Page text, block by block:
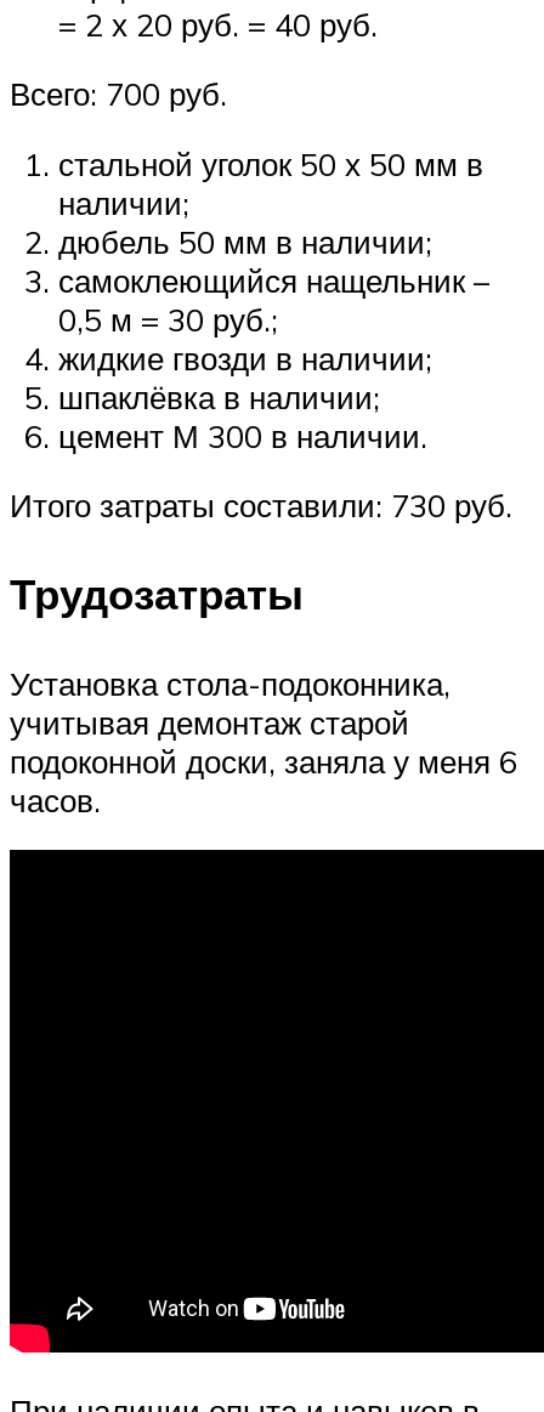
= 2 х 20 руб. = 40 руб.
Всего: 700 руб.
стальной уголок 50 х 50 мм в
наличии;
дюбель 50 мм в наличии;
самоклеющийся нащельник –
0,5 м = 30 руб.;
жидкие гвозди в наличии;
шпаклёвка в наличии;
цемент М 300 в наличии.
Итого затраты составили: 730 руб.
Трудозатраты
Установка стола-подоконника,
учитывая демонтаж старой
подоконной доски, заняла у меня 6
часов.